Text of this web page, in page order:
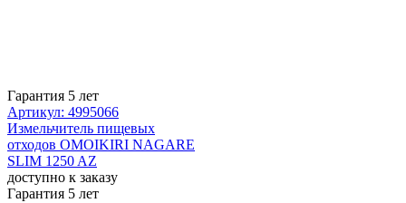
Гарантия 5 лет
Артикул: 4995066
Измельчитель пищевых
отходов OMOIKIRI NAGARE
SLIM 1250 AZ
доступно к заказу
Гарантия 5 лет